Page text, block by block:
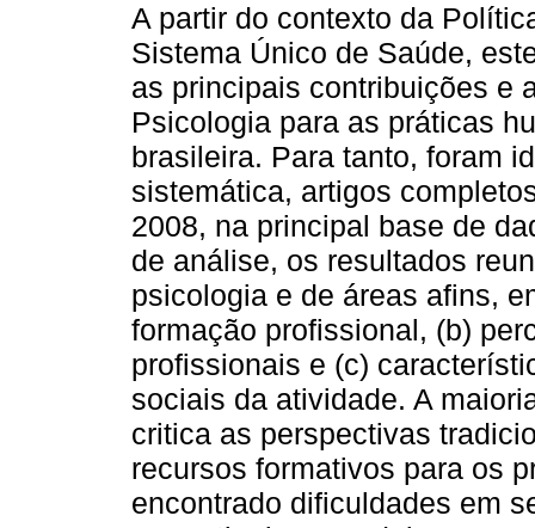
A partir do contexto da
Sistema Único de Saúde,
as principais contribuições e
Psicologia para as práticas
brasileira. Para tanto, foram
sistemática, artigos
2008, na principal base de
de análise, os resultados
psicologia e de áreas afins,
formação profissional, (b)
profissionais e (c)
sociais da atividade. A
critica as perspectivas
recursos formativos para os
encontrado dificuldades em